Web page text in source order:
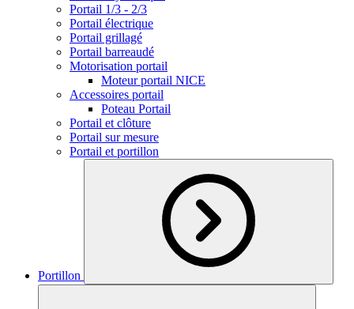
Portail 1/3 - 2/3
Portail électrique
Portail grillagé
Portail barreaudé
Motorisation portail
Moteur portail NICE
Accessoires portail
Poteau Portail
Portail et clôture
Portail sur mesure
Portail et portillon
Portillon